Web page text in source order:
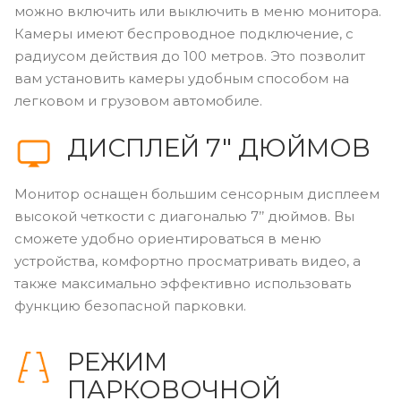
можно включить или выключить в меню монитора.
Камеры имеют беспроводное подключение, с
радиусом действия до 100 метров. Это позволит
вам установить камеры удобным способом на
легковом и грузовом автомобиле.
ДИСПЛЕЙ 7″ ДЮЙМОВ
Монитор оснащен большим сенсорным дисплеем
высокой четкости c диагональю 7’’ дюймов. Вы
сможете удобно ориентироваться в меню
устройства, комфортно просматривать видео, а
также максимально эффективно использовать
функцию безопасной парковки.
РЕЖИМ
ПАРКОВОЧНОЙ